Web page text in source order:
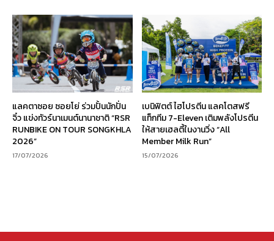
แลคตาซอย ซอยโย่ ร่วมปั้นนักปั่น
จิ๋ว แข่งทัวร์นาเมนต์นานาชาติ “RSR
RUNBIKE ON TOUR SONGKHLA
2026”
17/07/2026
เบนิฟิตต์ ไฮโปรตีน แลคโตสฟรี
แท็กทีม 7-Eleven เติมพลังโปรตีน
ให้สายเฮลตี้ในงานวิ่ง “All
Member Milk Run”
15/07/2026